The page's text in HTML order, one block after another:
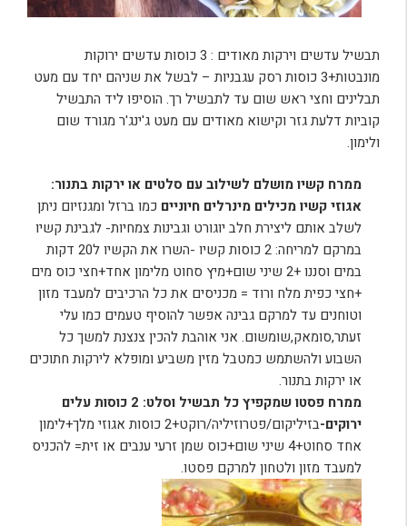
תבשיל עדשים וירקות מאודים : 3 כוסות עדשים ירוקות
מונבטות+3 כוסות רסק עגבניות – לבשל את שניהם יחד עם מעט
תבלינים וחצי ראש שום עד לתבשיל רך. הוסיפו ליד התבשיל
קוביות דלעת גזר וקישוא מאודים עם מעט ג'ינג'ר מגורד שום
ולימון.
ממרח קשיו מושלם לשילוב עם סלטים או ירקות בתנור:
אגוזי קשיו מכילים מינרלים חיוניים כמו ברזל ומגנזיום ניתן
לשלב אותם ליצירת חלב יוגורט וגבינות צמחיות- לגבינת קשיו
במרקם למריחה: 2 כוסות קשיו -השרו את הקשיו ל20 דקות
במים וסננו +2 שיני שום+מיץ סחוט מלימון אחד+חצי כוס מים
+חצי כפית מלח ורוד = מכניסים את כל הרכיבים למעבד מזון
וטוחנים עד למרקם גבינה אפשר להוסיף טעמים כמו עלי
זעתר,סומאק,שומשום. אני אוהבת להכין צנצנת למשך כל
השבוע ולהשתמש כמטבל מזין משביע ומופלא לירקות חתוכים
או ירקות בתנור.
ממרח פסטו שמקפיץ כל תבשיל וסלט: 2 כוסות עלים
ירוקים-
בזיליקום/פטרוזיליה/רוקט+2 כוסות אגוזי מלך+לימון
אחד סחוט+4 שיני שום+כוס שמן זרעי ענבים או זית= להכניס
למעבד מזון ולטחון למרקם פסטו.